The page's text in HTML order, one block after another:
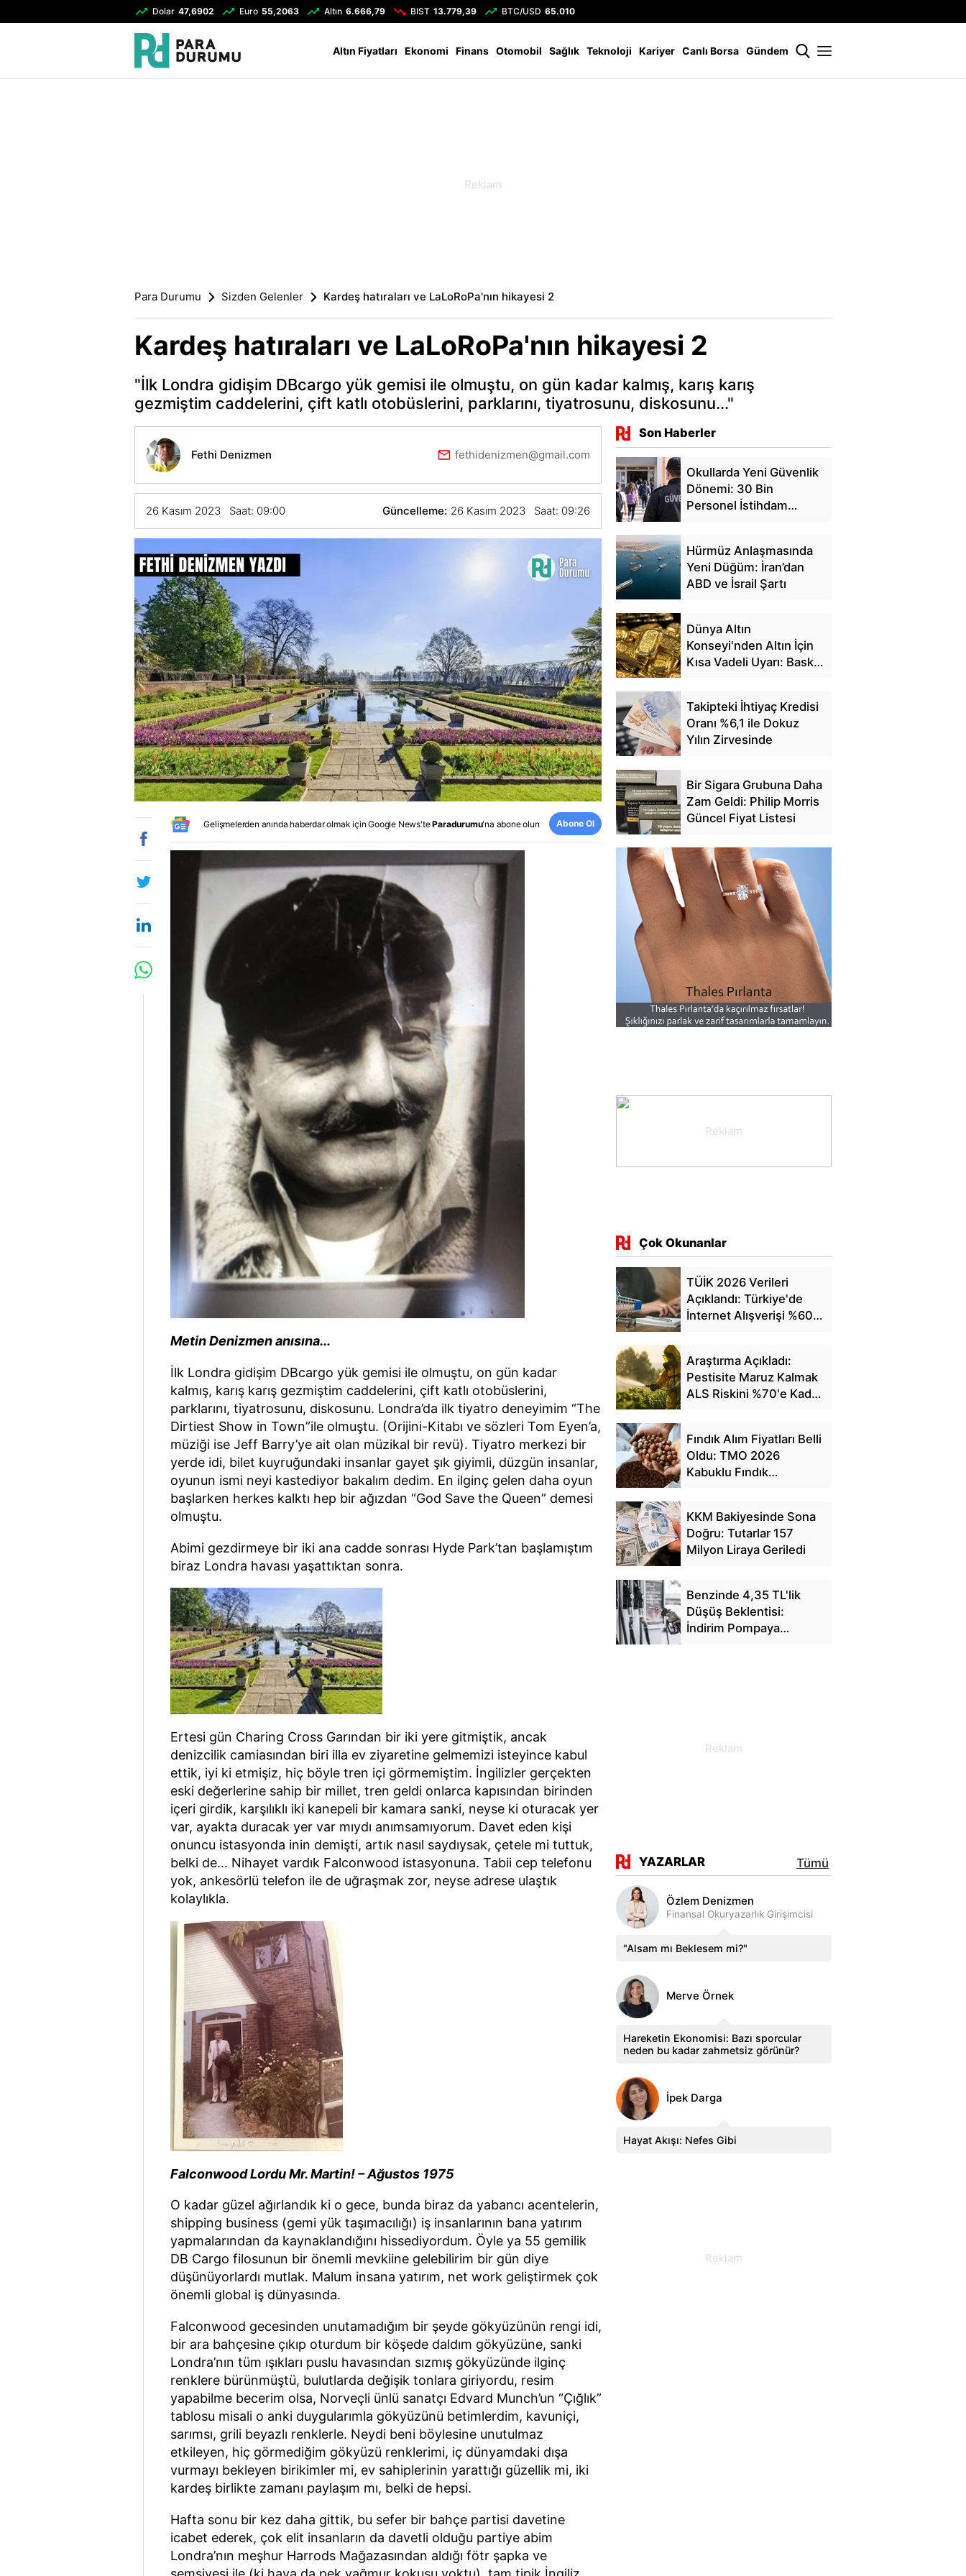
Dolar 47,6902 Euro 55,2063 Altın 6.666,79 BIST 13.779,39 BTC/USD 65.010
Altın Fiyatları Ekonomi Finans Otomobil Sağlık Teknoloji Kariyer Canlı Borsa Gündem
Para Durumu Sizden Gelenler Kardeş hatıraları ve LaLoRoPa'nın hikayesi 2
Kardeş hatıraları ve LaLoRoPa'nın hikayesi 2
"İlk Londra gidişim DBcargo yük gemisi ile olmuştu, on gün kadar kalmış, karış karış
gezmiştim caddelerini, çift katlı otobüslerini, parklarını, tiyatrosunu, diskosunu..."
Fethi Denizmen fethidenizmen@gmail.com
26 Kasım 2023 Saat: 09:00 Güncelleme: 26 Kasım 2023 Saat: 09:26
Gelişmelerden anında haberdar olmak içinGoogle News'teParadurumu'na abone olun Abone Ol
Metin Denizmen anısına...
İlk Londra gidişim DBcargo yük gemisi ile olmuştu, on gün kadar
kalmış, karış karış gezmiştim caddelerini, çift katlı otobüslerini,
parklarını, tiyatrosunu, diskosunu. Londra’da ilk tiyatro deneyimim “The
Dirtiest Show in Town”ile olmuştu. (Orijini-Kitabı ve sözleri Tom Eyen’a,
müziği ise Jeff Barry’ye ait olan müzikal bir revü). Tiyatro merkezi bir
yerde idi, bilet kuyruğundaki insanlar gayet şık giyimli, düzgün insanlar,
oyunun ismi neyi kastediyor bakalım dedim. En ilginç gelen daha oyun
başlarken herkes kalktı hep bir ağızdan “God Save the Queen” demesi
olmuştu.
Abimi gezdirmeye bir iki ana cadde sonrası Hyde Park’tan başlamıştım
biraz Londra havası yaşattıktan sonra.
Ertesi gün Charing Cross Garından bir iki yere gitmiştik, ancak
denizcilik camiasından biri illa ev ziyaretine gelmemizi isteyince kabul
ettik, iyi ki etmişiz, hiç böyle tren içi görmemiştim. İngilizler gerçekten
eski değerlerine sahip bir millet, tren geldi onlarca kapısından birinden
içeri girdik, karşılıklı iki kanepeli bir kamara sanki, neyse ki oturacak yer
var, ayakta duracak yer var mıydı anımsamıyorum. Davet eden kişi
onuncu istasyonda inin demişti, artık nasıl saydıysak, çetele mi tuttuk,
belki de… Nihayet vardık Falconwood istasyonuna. Tabii cep telefonu
yok, ankesörlü telefon ile de uğraşmak zor, neyse adrese ulaştık
kolaylıkla.
Falconwood Lordu Mr. Martin! – Ağustos 1975
O kadar güzel ağırlandık ki o gece, bunda biraz da yabancı acentelerin,
shipping business (gemi yük taşımacılığı) iş insanlarının bana yatırım
yapmalarından da kaynaklandığını hissediyordum. Öyle ya 55 gemilik
DB Cargo filosunun bir önemli mevkiine gelebilirim bir gün diye
düşünüyorlardı mutlak. Malum insana yatırım, net work geliştirmek çok
önemli global iş dünyasında.
Falconwood gecesinden unutamadığım bir şeyde gökyüzünün rengi idi,
bir ara bahçesine çıkıp oturdum bir köşede daldım gökyüzüne, sanki
Londra’nın tüm ışıkları puslu havasından sızmış gökyüzünde ilginç
renklere bürünmüştü, bulutlarda değişik tonlara giriyordu, resim
yapabilme becerim olsa, Norveçli ünlü sanatçı Edvard Munch’un “Çığlık”
tablosu misali o anki duygularımla gökyüzünü betimlerdim, kavuniçi,
sarımsı, grili beyazlı renklerle. Neydi beni böylesine unutulmaz
etkileyen, hiç görmediğim gökyüzü renklerimi, iç dünyamdaki dışa
vurmayı bekleyen birikimler mi, ev sahiplerinin yarattığı güzellik mi, iki
kardeş birlikte zamanı paylaşım mı, belki de hepsi.
Hafta sonu bir kez daha gittik, bu sefer bir bahçe partisi davetine
icabet ederek, çok elit insanların da davetli olduğu partiye abim
Londra’nın meşhur Harrods Mağazasından aldığı fötr şapka ve
Son Haberler
Okullarda Yeni Güvenlik
Dönemi: 30 Bin
Personel İstihdam
Hürmüz Anlaşmasında
Yeni Düğüm: İran’dan
ABD ve İsrail Şartı
Dünya Altın
Konseyi'nden Altın İçin
Kısa Vadeli Uyarı: Baskı
Takipteki İhtiyaç Kredisi
Oranı %6,1 ile Dokuz
Yılın Zirvesinde
Bir Sigara Grubuna Daha
Zam Geldi: Philip Morris
Güncel Fiyat Listesi
Çok Okunanlar
TÜİK 2026 Verileri
Açıklandı: Türkiye'de
İnternet Alışverişi %60'a
Araştırma Açıkladı:
Pestisite Maruz Kalmak
ALS Riskini %70'e Kadar
Fındık Alım Fiyatları Belli
Oldu: TMO 2026
Kabuklu Fındık
KKM Bakiyesinde Sona
Doğru: Tutarlar 157
Milyon Liraya Geriledi
Benzinde 4,35 TL'lik
Düşüş Beklentisi:
İndirim Pompaya
YAZARLAR Tümü
Özlem Denizmen
Finansal Okuryazarlık Girişimcisi
"Alsam mı Beklesem mi?"
Merve Örnek
Hareketin Ekonomisi: Bazı sporcular
neden bu kadar zahmetsiz görünür?
İpek Darga
Hayat Akışı: Nefes Gibi